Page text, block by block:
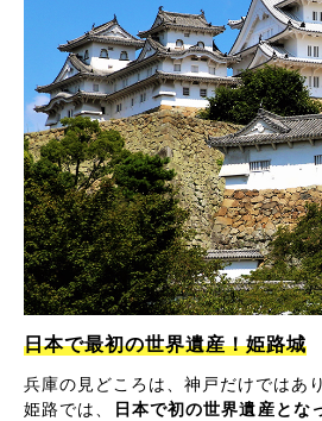
日本で最初の世界遺産！姫路城
兵庫の見どころは、神戸だけではあ
姫路では、
日本で初の世界遺産とな